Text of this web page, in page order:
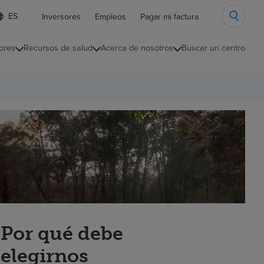
Inversores Empleos Pagar mi factura
Recursos de salud Acerca de nosotros Buscar un centro
Por qué debe
elegirnos